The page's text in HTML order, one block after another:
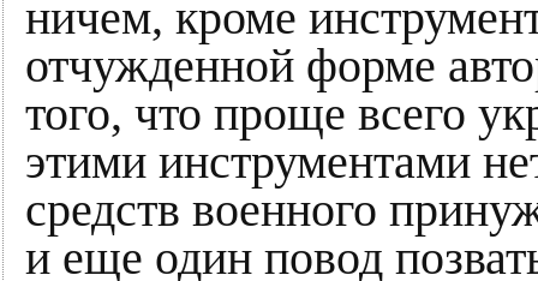
ничем, кроме
отчужденной форме
того, что проще всего
этими инструментами
средств военного
и еще один повод